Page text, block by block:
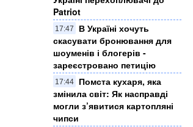
Patriot
17:47
В Україні хочуть
скасувати бронювання для
шоуменів і блогерів -
зареєстровано петицію
17:44
Помста кухаря, яка
змінила світ: Як насправді
могли з’явитися картопляні
чипси